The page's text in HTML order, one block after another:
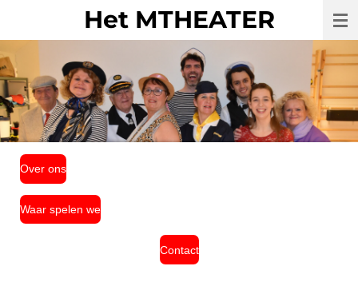
de
hoofdinhoud
Het MTHEATER
Over ons
Waar spelen we
Contact